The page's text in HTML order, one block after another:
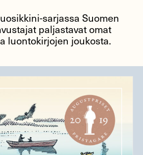
sarjassa Suomen
paljastavat omat
luontokirjojen joukosta.